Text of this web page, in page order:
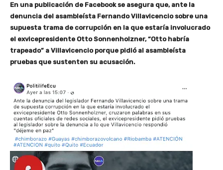
En una publicación de Facebook se asegura que, ante la
denuncia del asambleísta Fernando Villavicencio sobre una
supuesta trama de corrupción en la que estaría involucrado
el exvicepresidente Otto Sonnenholzner, “Otto habría
trapeado” a Villavicencio porque pidió al asambleísta
pruebas que sustenten su acusación.